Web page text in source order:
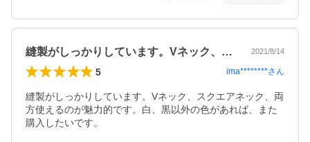
縫製がしっかりしています。Vネック、ス… 2021/8/14
5 ima********さん
縫製がしっかりしています。Vネック、スクエアネック、両
方使えるのが魅力的です。白、黒以外の色があれば、また
購入したいです。